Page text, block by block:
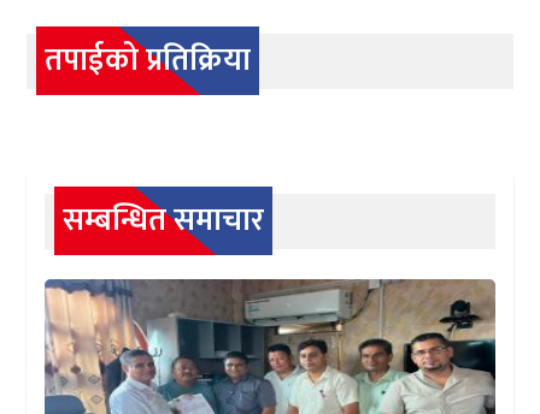
तपाईको प्रतिक्रिया
सम्बन्धित समाचार